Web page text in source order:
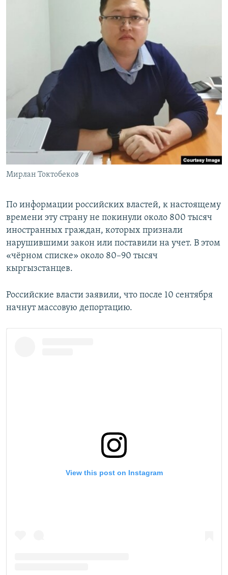
Мирлан Токтобеков
По информации российских властей, к настоящему
времени эту страну не покинули около 800 тысяч
иностранных граждан, которых признали
нарушившими закон или поставили на учет. В этом
«чёрном списке» около 80–90 тысяч
кыргызстанцев.
Российские власти заявили, что после 10 сентября
начнут массовую депортацию.